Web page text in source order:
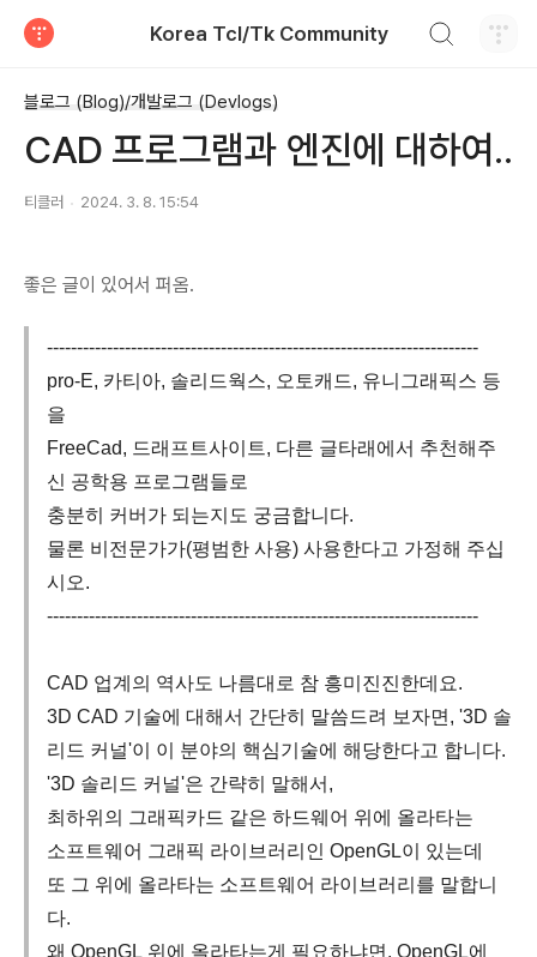
Korea Tcl/Tk Community
블로그 (Blog)/개발로그 (Devlogs)
CAD 프로그램과 엔진에 대하여..
티클러 2024. 3. 8. 15:54
좋은 글이 있어서 퍼옴.
------------------------------------------------------------------------
pro-E, 카티아, 솔리드웍스, 오토캐드, 유니그래픽스 등
을
FreeCad, 드래프트사이트, 다른 글타래에서 추천해주
신 공학용 프로그램들로
충분히 커버가 되는지도 궁금합니다.
물론 비전문가가(평범한 사용) 사용한다고 가정해 주십
시오.
------------------------------------------------------------------------
CAD 업계의 역사도 나름대로 참 흥미진진한데요.
3D CAD 기술에 대해서 간단히 말씀드려 보자면, '3D 솔
리드 커널'이 이 분야의 핵심기술에 해당한다고 합니다.
'3D 솔리드 커널'은 간략히 말해서,
최하위의 그래픽카드 같은 하드웨어 위에 올라타는
소프트웨어 그래픽 라이브러리인 OpenGL이 있는데
또 그 위에 올라타는 소프트웨어 라이브러리를 말합니
다.
왜 OpenGL 위에 올라타는게 필요하냐면, OpenGL에